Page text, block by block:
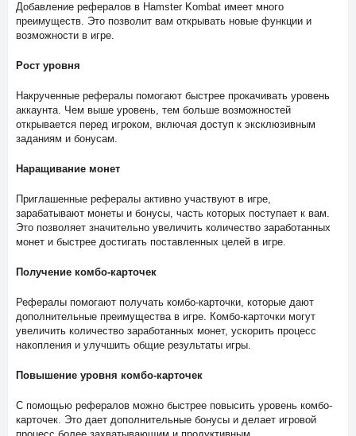
Добавление рефералов в Hamster Kombat имеет много
преимуществ. Это позволит вам открывать новые функции и
возможности в игре.
Рост уровня
Накрученные рефералы помогают быстрее прокачивать уровень
аккаунта. Чем выше уровень, тем больше возможностей
открывается перед игроком, включая доступ к эксклюзивным
заданиям и бонусам.
Наращивание монет
Приглашенные рефералы активно участвуют в игре,
зарабатывают монеты и бонусы, часть которых поступает к вам.
Это позволяет значительно увеличить количество заработанных
монет и быстрее достигать поставленных целей в игре.
Получение комбо-карточек
Рефералы помогают получать комбо-карточки, которые дают
дополнительные преимущества в игре. Комбо-карточки могут
увеличить количество заработанных монет, ускорить процесс
накопления и улучшить общие результаты игры.
Повышение уровня комбо-карточек
С помощью рефералов можно быстрее повысить уровень комбо-
карточек. Это дает дополнительные бонусы и делает игровой